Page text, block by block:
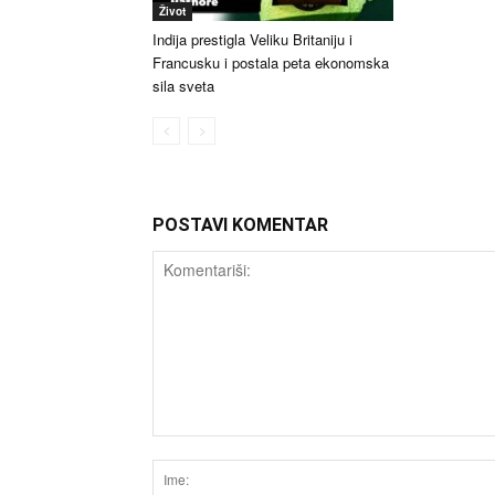
Život
Indija prestigla Veliku Britaniju i
Francusku i postala peta ekonomska
sila sveta
POSTAVI KOMENTAR